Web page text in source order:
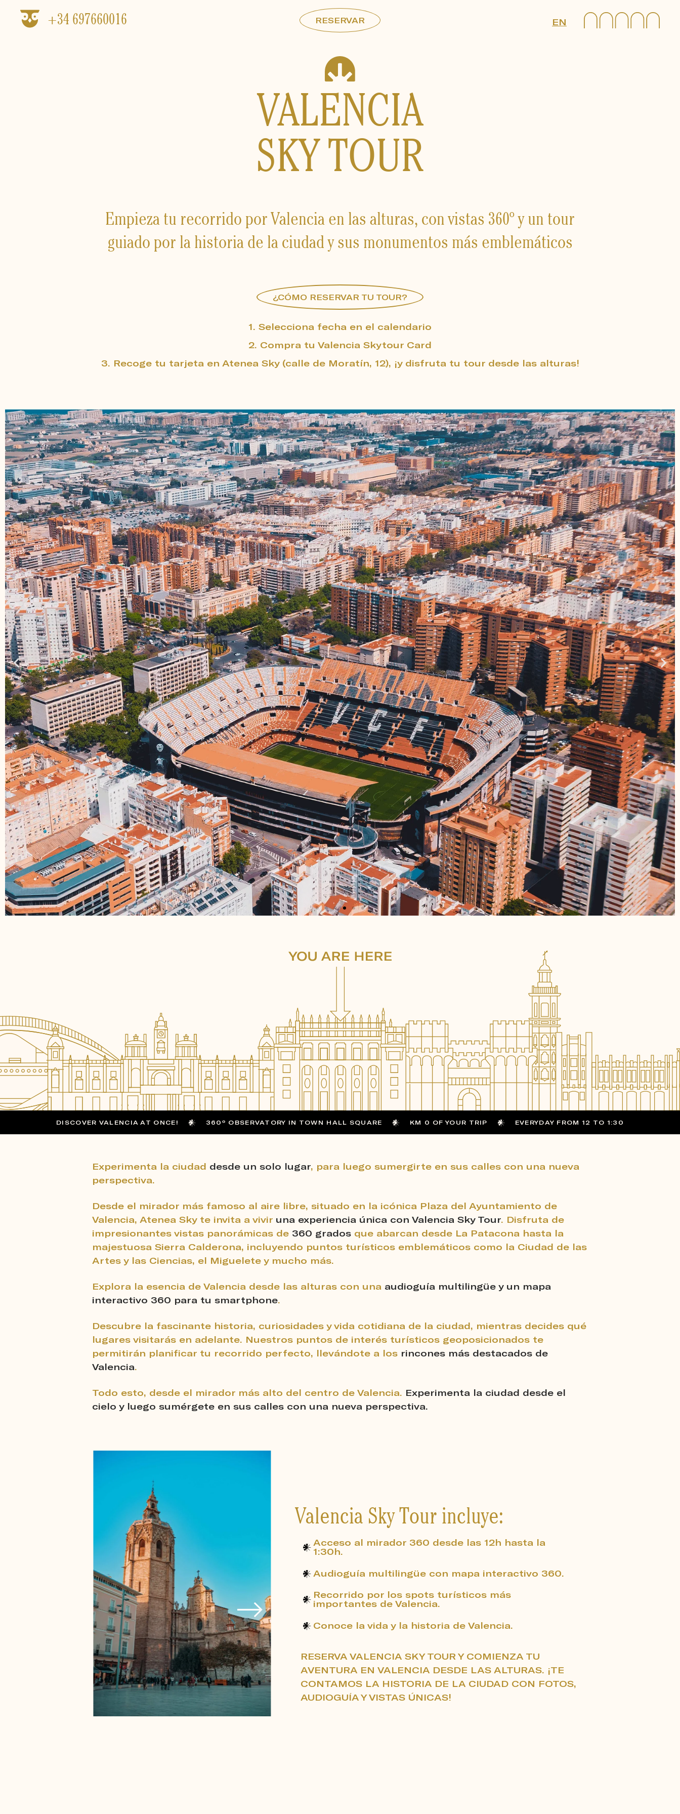
+34 697660016 RESERVAR EN
VALENCIA
SKY TOUR
Empieza tu recorrido por Valencia en las alturas, con vistas 360º y un tour
guiado por la historia de la ciudad y sus monumentos más emblemáticos
¿CÓMO RESERVAR TU TOUR?
1. Selecciona fecha en el calendario
2. Compra tu Valencia Skytour Card
3. Recoge tu tarjeta en Atenea Sky (calle de Moratín, 12), ¡y disfruta tu tour desde las alturas!
DISCOVER VALENCIA AT ONCE! 360º OBSERVATORY IN TOWN HALL SQUARE KM 0 OF YOUR TRIP EVERYDAY FROM 12 TO 1:30
Experimenta la ciudad desde un solo lugar, para luego sumergirte en sus calles con una nueva
perspectiva.
Desde el mirador más famoso al aire libre, situado en la icónica Plaza del Ayuntamiento de
Valencia, Atenea Sky te invita a vivir una experiencia única con Valencia Sky Tour. Disfruta de
impresionantes vistas panorámicas de 360 grados que abarcan desde La Patacona hasta la
majestuosa Sierra Calderona, incluyendo puntos turísticos emblemáticos como la Ciudad de las
Artes y las Ciencias, el Miguelete y mucho más.
Explora la esencia de Valencia desde las alturas con una audioguía multilingüe y un mapa
interactivo 360 para tu smartphone.
Descubre la fascinante historia, curiosidades y vida cotidiana de la ciudad, mientras decides qué
lugares visitarás en adelante. Nuestros puntos de interés turísticos geoposicionados te
permitirán planificar tu recorrido perfecto, llevándote a los rincones más destacados de
Valencia.
Todo esto, desde el mirador más alto del centro de Valencia. Experimenta la ciudad desde el
cielo y luego sumérgete en sus calles con una nueva perspectiva.
Valencia Sky Tour incluye:
Acceso al mirador 360 desde las 12h hasta la
1:30h.
Audioguía multilingüe con mapa interactivo 360.
Recorrido por los spots turísticos más
importantes de Valencia.
Conoce la vida y la historia de Valencia.
RESERVA VALENCIA SKY TOUR Y COMIENZA TU
AVENTURA EN VALENCIA DESDE LAS ALTURAS. ¡TE
CONTAMOS LA HISTORIA DE LA CIUDAD CON FOTOS,
AUDIOGUÍA Y VISTAS ÚNICAS!